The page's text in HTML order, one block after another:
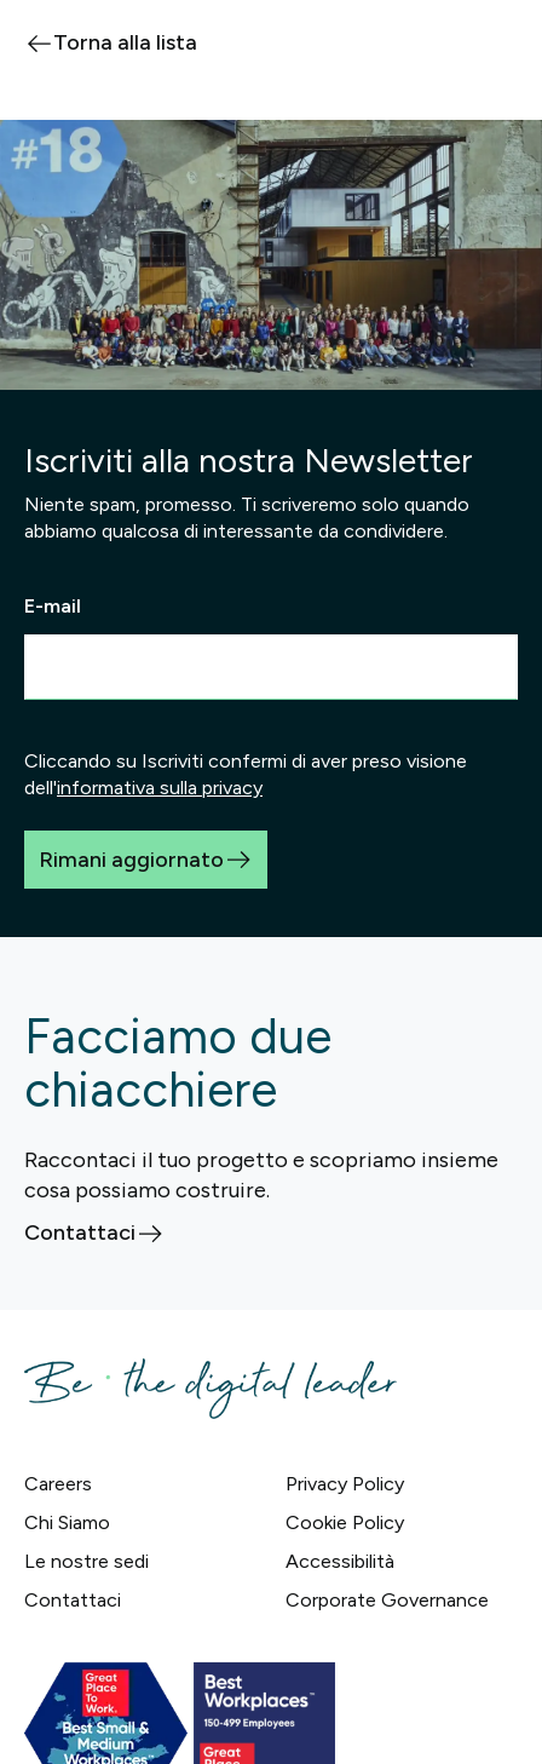
Torna alla lista
Iscriviti alla nostra Newsletter
Niente spam, promesso. Ti scriveremo solo quando
abbiamo qualcosa di interessante da condividere.
E-mail
Cliccando su Iscriviti confermi di aver preso visione
dell'informativa sulla privacy
Rimani aggiornato
Facciamo due
chiacchiere
Raccontaci il tuo progetto e scopriamo insieme
cosa possiamo costruire.
Contattaci
Careers
Chi Siamo
Le nostre sedi
Contattaci
Privacy Policy
Cookie Policy
Accessibilità
Corporate Governance